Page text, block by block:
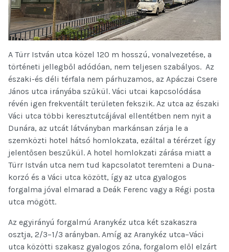
A Türr István utca közel 120 m hosszú, vonalvezetése, a
történeti jellegből adódóan, nem teljesen szabályos. Az
északi-és déli térfala nem párhuzamos, az Apáczai Csere
János utca irányába szűkül. Váci utcai kapcsolódása
révén igen frekventált területen fekszik. Az utca az északi
Váci utca többi keresztutcájával ellentétben nem nyit a
Dunára, az utcát látványban markánsan zárja le a
szemközti hotel hátsó homlokzata, ezáltal a térérzet így
jelentősen beszűkül. A hotel homlokzati zárása miatt a
Türr István utca nem tud kapcsolatot teremteni a Duna-
korzó és a Váci utca között, így az utca gyalogos
forgalma jóval elmarad a Deák Ferenc vagy a Régi posta
utca mögött.
Az egyirányú forgalmú Aranykéz utca két szakaszra
osztja, 2/3–1/3 arányban. Amíg az Aranykéz utca–Váci
utca közötti szakasz gyalogos zóna, forgalom elől elzárt